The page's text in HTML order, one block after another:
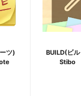
ツ)
BUILD(ビ
Stibo